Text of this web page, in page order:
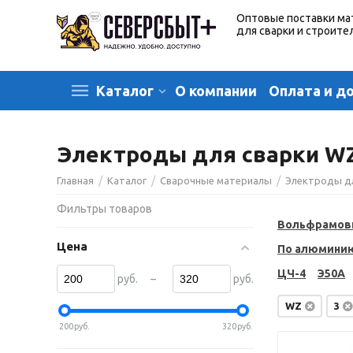
Оптовые поставки
для сварки и
Каталог О компании Оплата и
Электроды для сварки
Главная / Каталог / Сварочные материалы / Электроды
По
ЦЧ-4
Э50А
WZ 3
Фильтры товаров
Цена
руб. – руб.
200руб. 320руб.